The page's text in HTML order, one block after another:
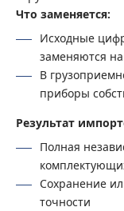
Что заменяется:
Исходные
заменяются
В
приборы
Результат
Полная
Сохранение
точности